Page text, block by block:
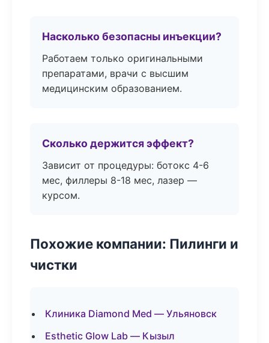
Насколько безопасны инъекции?
Работаем только оригинальными
препаратами, врачи с высшим
медицинским образованием.
Сколько держится эффект?
Зависит от процедуры: ботокс 4-6
мес, филлеры 8-18 мес, лазер —
курсом.
Похожие компании: Пилинги и
чистки
Клиника Diamond Med — Ульяновск
Esthetic Glow Lab — Кызыл